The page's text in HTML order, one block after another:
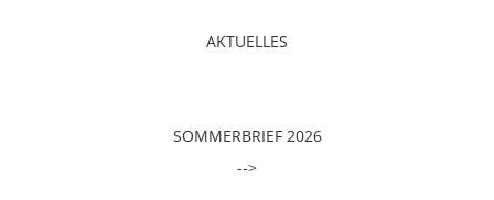
AKTUELLES
SOMMERBRIEF 2026
-->